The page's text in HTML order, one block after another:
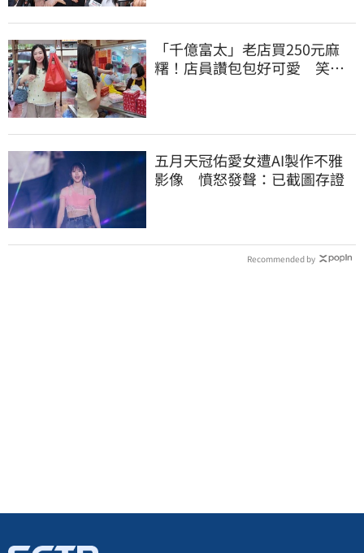
「千億富太」老店買250元麻
糬！店員讚包包好可愛 笑
五月天冠佑愛女遭AI製作不雅
影像 憤怒發聲：已截圖存證
Recommended by